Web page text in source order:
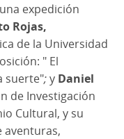
expedición
Rojas,
de la Universidad
" El
suerte";y Daniel
de Investigación
Cultural, y su
aventuras,